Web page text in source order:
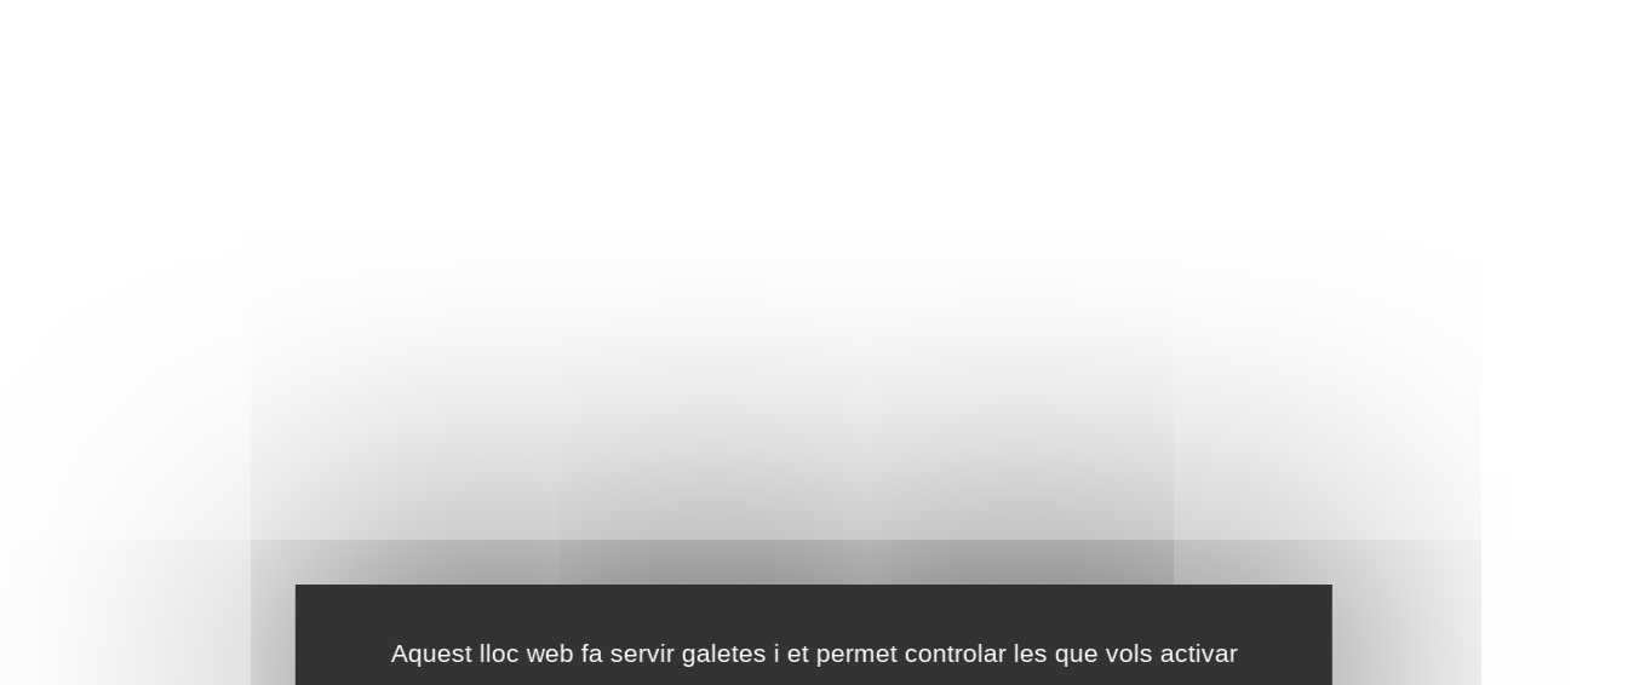
Aquest lloc web fa servir galetes i et permet controlar les que vols activar